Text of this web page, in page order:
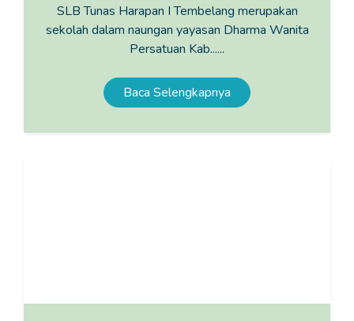
SLB Tunas Harapan I Tembelang merupakan
sekolah dalam naungan yayasan Dharma Wanita
Persatuan Kab......
Baca Selengkapnya